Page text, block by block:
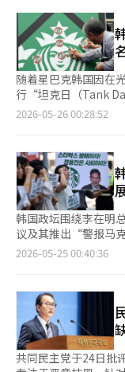
最终给出的处理方式
传统切割模式上。这
个别执行人员。 更令人难以信服的是，新世界集团内部调查竟得
出“未发现主观故意
的大型企业，在涉及
流程中无人察觉，甚
子”式的管理方式令人大跌眼镜。 对于
企业而言，商业行为
却忽视历史记忆与社
是公众信任的系统性流失。 真正有效的道歉，
头”，而是反思自身
心。否则，再华丽的
国，并将更美好的世
逊的态度反思和学习
镇称，新世界集团将
统与风险管理机制，
歉不是结束，而是新
任。” 郑溶镇还在记者会上特别提到星巴克门店员工，称他们不
过是从早到晚为服务
暖视线。 郑溶镇道歉结束后未接受在场媒体提问便离开记者会现
内部调查结果，称尚
据。 全相镇表示，集团调查未能证实有关员工或高层带有主观故
意性策划此次营销活
受到法律和程序上的
查，若后续调查证实
并追究全部民事及刑事责任。 据悉，本次营
划，其中2人已提交
经组长、负责人、本
过失的层面，暴露了
失，也证实了营销审核
上质疑“Tank
克、产品容量503毫
谣，称Tank Tumbler
随着星巴克韩国因
行“坦克日（Tank
抵制运动持续扩散，
性。 据韩国信用卡业界25日消息，上月推出“Star Travel友利
卡”的友利卡，以及
正密切关注相关事态
终止动向。 另一方面，新韩卡原计划于今年上半年推出星巴克联
名卡，但考虑到内部
评估产品上线时间。
展至需要重新审视既有合作合同的
卡维持长达6年的独家
后，相继推出星巴克
轨前便爆发争议，也令业界难掩
下调、信用贷款监管
韩国主要信用卡公司
民族”、MUSINSA等
豪华汽车品牌，各类PLCC产
2026-05-26 00:28:52
韩国政坛围绕李在明
议及其推出“警报马
激烈的争论。保守派
选举委员会委员长张
理智，根本没有了
活动，只是普通的新
带有星巴克标志的产品都
示：“如果这样的话
2026-05-25 00:40:36
共同民主党于24日批